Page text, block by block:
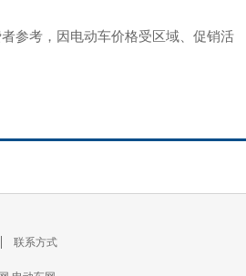
参考，因电动车价格受区域、促销活
联系方式